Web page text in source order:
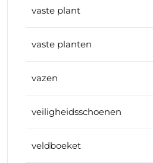
vaste plant
vaste planten
vazen
veiligheidsschoenen
veldboeket